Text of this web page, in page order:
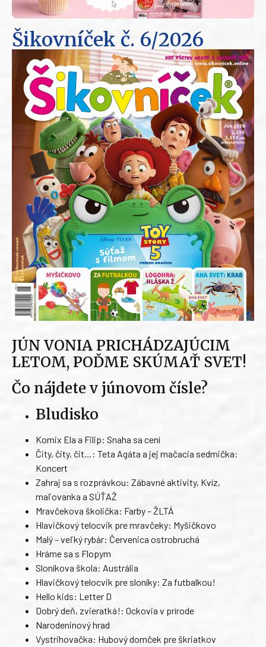
Šikovníček č. 6/2026
JÚN VONIA PRICHÁDZAJÚCIM
LETOM, POĎME SKÚMAŤ SVET!
Čo nájdete v júnovom čísle?
Bludisko
Komix Ela a Filip: Snaha sa cení
Čity, čity, čit…: Teta Agáta a jej mačacia sedmička:
Koncert
Zahraj sa s rozprávkou: Zábavné aktivity, Kvíz,
maľovanka a SÚŤAŽ
Mravčekova školička: Farby – ŽLTÁ
Hlavičkový telocvik pre mravčeky: Myšičkovo
Malý – veľký rybár: Červenica ostrobruchá
Hráme sa s Flopym
Sloníkova škola: Austrália
Hlavičkový telocvik pre sloníky: Za futbalkou!
Hello kids: Letter D
Dobrý deň, zvieratká!: Ockovia v prírode
Narodeninový hrad
Vystrihovačka: Hubový domček pre škriatkov